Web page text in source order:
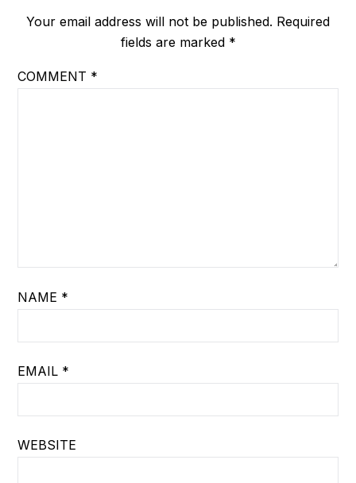
Your email address will not be published. Required
fields are marked *
COMMENT *
NAME *
EMAIL *
WEBSITE